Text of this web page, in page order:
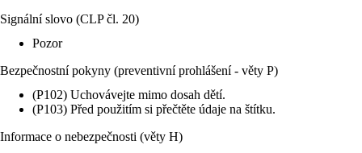
Signální slovo (CLP čl. 20)
Pozor
Bezpečnostní pokyny (preventivní prohlášení - věty P)
(P102) Uchovávejte mimo dosah dětí.
(P103) Před použitím si přečtěte údaje na štítku.
Informace o nebezpečnosti (věty H)